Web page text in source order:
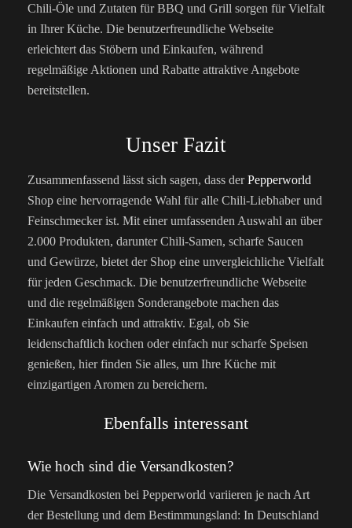
Chili-Öle und Zutaten für BBQ und Grill sorgen für Vielfalt
in Ihrer Küche. Die benutzerfreundliche Webseite
erleichtert das Stöbern und Einkaufen, während
regelmäßige Aktionen und Rabatte attraktive Angebote
bereitstellen.
Unser Fazit
Zusammenfassend lässt sich sagen, dass derPepperworld
Shop eine hervorragende Wahl für alle Chili-Liebhaber und
Feinschmecker ist. Mit einer umfassenden Auswahl an über
2.000 Produkten, darunter Chili-Samen, scharfe Saucen
und Gewürze, bietet der Shop eine unvergleichliche Vielfalt
für jeden Geschmack. Die benutzerfreundliche Webseite
und die regelmäßigen Sonderangebote machen das
Einkaufen einfach und attraktiv. Egal, ob Sie
leidenschaftlich kochen oder einfach nur scharfe Speisen
genießen, hier finden Sie alles, um Ihre Küche mit
einzigartigen Aromen zu bereichern.
Ebenfalls interessant
Wie hoch sind die Versandkosten?
Die Versandkosten bei Pepperworld variieren je nach Art
der Bestellung und dem Bestimmungsland: In Deutschland